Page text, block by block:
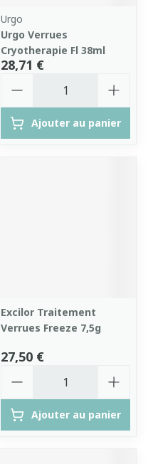
Urgo
Urgo Verrues
Cryotherapie Fl 38ml
28,71 €
Ajouter au panier
Excilor Traitement
Verrues Freeze 7,5g
27,50 €
Ajouter au panier